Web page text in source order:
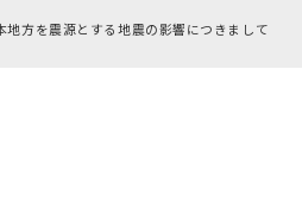
る地震の影響につきまして